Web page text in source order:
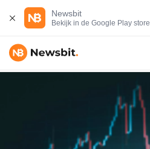
Newsbit
Bekijk in de Google Play store